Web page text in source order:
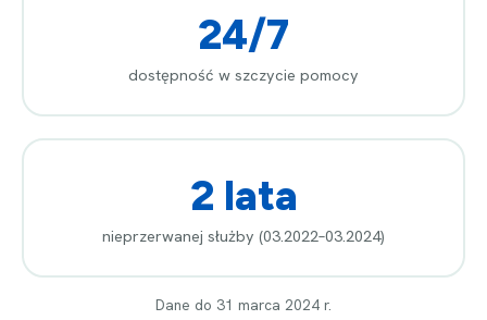
24/7
dostępność w szczycie pomocy
2 lata
nieprzerwanej służby (03.2022–03.2024)
Dane do 31 marca 2024 r.